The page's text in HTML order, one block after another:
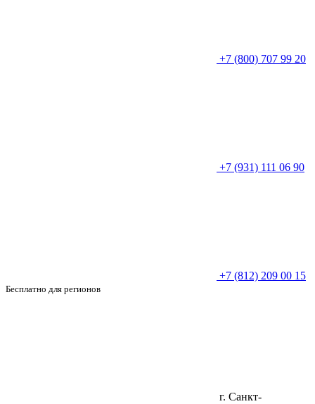
+7 (800) 707 99 20
+7 (931) 111 06 90
+7 (812) 209 00 15
Бесплатно для регионов
г. Санкт-